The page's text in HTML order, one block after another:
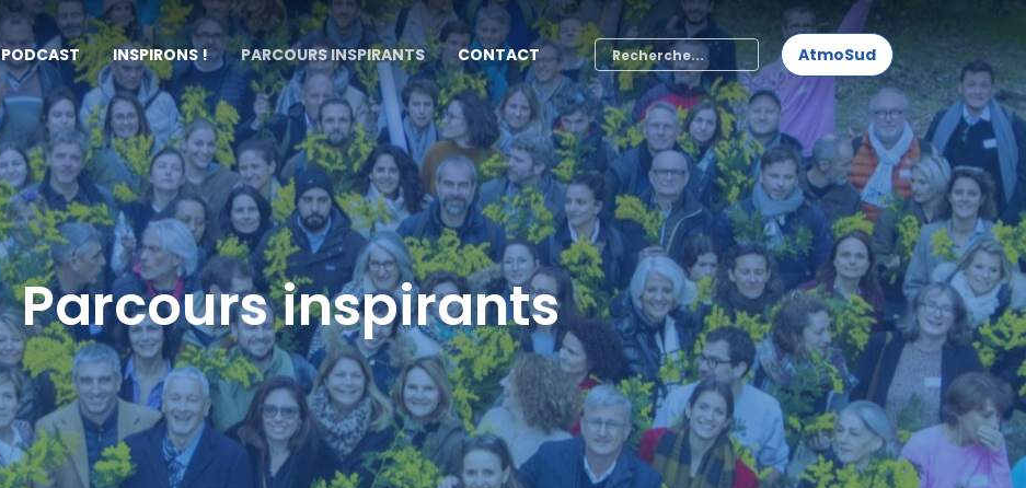
PODCAST INSPIRONS ! PARCOURS INSPIRANTS CONTACT AtmoSud
Parcours inspirants